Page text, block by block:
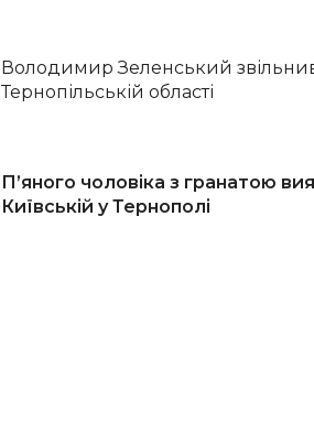
Володимир Зеленський
Тернопільській області
П’яного чоловіка з гранатою
Київській у Тернополі